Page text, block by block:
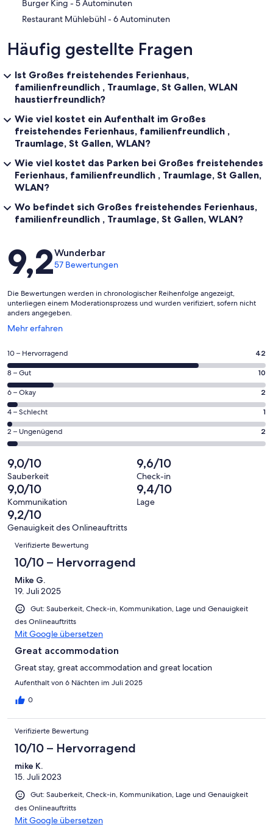
‪Burger King - ‬5 Autominuten
‪Restaurant Mühlebühl - ‬6 Autominuten
Häufig gestellte Fragen
Ist Großes freistehendes Ferienhaus,
familienfreundlich , Traumlage, St Gallen, WLAN
haustierfreundlich?
Wie viel kostet ein Aufenthalt im Großes
freistehendes Ferienhaus, familienfreundlich ,
Traumlage, St Gallen, WLAN?
Wie viel kostet das Parken bei Großes freistehendes
Ferienhaus, familienfreundlich , Traumlage, St Gallen,
WLAN?
Wo befindet sich Großes freistehendes Ferienhaus,
familienfreundlich , Traumlage, St Gallen, WLAN?
Bewertungen
9,2Wunderbar
57 Bewertungen
Die Bewertungen werden in chronologischer Reihenfolge angezeigt,
unterliegen einem Moderationsprozess und wurden verifiziert, sofern nicht
anders angegeben.
Mehr erfahren
Wird
einem
neuen
Fenster
geöffnet
42
von
insgesamt
57
Gästebewertungen
haben
eine
Bewertung
von
10
-
Hervorragend
10 – Hervorragend 42
10
von
insgesamt
57
Gästebewertungen
haben
Bewertung
von
8
-
Gut
8 – Gut 10
2
von
insgesamt
57
Gästebewertungen
haben
eine
Bewertung
von
6
-
Okay
6 – Okay 2
1
von
insgesamt
Gästebewertungen
haben
eine
Bewertung
von
4
Schlecht
4 – Schlecht 1
2
von
insgesamt
57
Gästebewertungen
haben
eine
Bewertung
Ungenügend
2 – Ungenügend 2
9,0/10
Sauberkeit
9,6/10
Check-in
9,0/10
Kommunikation
9,4/10
Lage
9,2/10
Genauigkeit des Onlineauftritts
Bewertungen
Verifizierte Bewertung
10/10 – Hervorragend
Mike G.
19. Juli 2025
Gut: Sauberkeit, Check-in, Kommunikation, Lage und Genauigkeit
des Onlineauftritts
Mit Google übersetzen
Great accommodation
Great stay, great accommodation and great location
Aufenthalt von 6 Nächten im Juli 2025
0
Verifizierte Bewertung
10/10 – Hervorragend
mike K.
15. Juli 2023
Gut: Sauberkeit, Check-in, Kommunikation, Lage und Genauigkeit
des Onlineauftritts
Mit Google übersetzen